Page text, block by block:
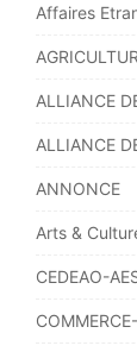
Affaires
ALLIANCE
ALLIANCE
ANNONCE
Arts &
CEDEAO-